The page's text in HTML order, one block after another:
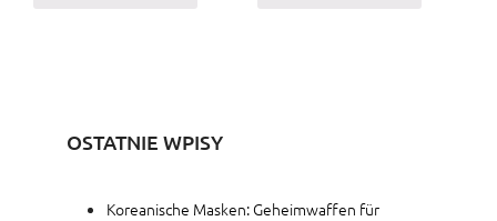
OSTATNIE WPISY
Koreanische Masken: Geheimwaffen für